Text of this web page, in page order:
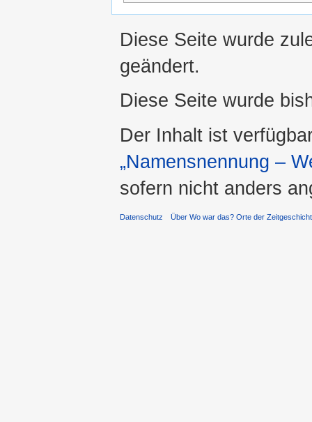
Diese Seite wurde
geändert.
Diese Seite wurde
Der Inhalt ist
„Namensnennung –
sofern nicht anders
Datenschutz Über Wo war das? Orte der